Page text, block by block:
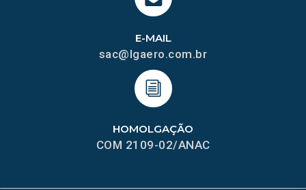
HOMOLGAÇÃO
COM 2109-02/ANAC
E-MAIL
sac@lgaero.com.br